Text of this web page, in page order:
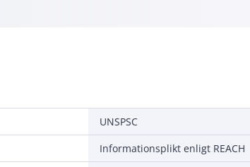
UNSPSC
Informationsplikt enligt REACH